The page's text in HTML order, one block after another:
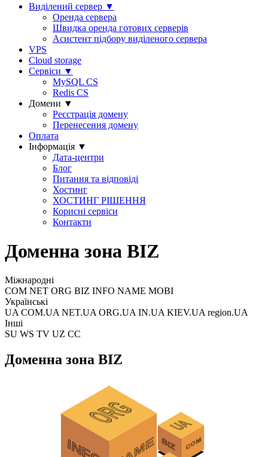
Виділений сервер ▼
Оренда сервера
Швидка оренда готових серверів
Асистент підбору виділеного сервера
VPS
Cloud storage
Сервіси ▼
MySQL CS
Redis CS
Домени ▼
Реєстрація домену
Перенесення домену
Оплата
Інформація ▼
Дата-центри
Блог
Питання та відповіді
Хостинг
ХОСТИНГ РІШЕННЯ
Корисні сервіси
Контакти
Доменна зона BIZ
Міжнародні
COM NET ORG BIZ INFO NAME MOBI
Українські
UA COM.UA NET.UA ORG.UA IN.UA KIEV.UA region.UA
Інші
SU WS TV UZ CC
Доменна зона BIZ